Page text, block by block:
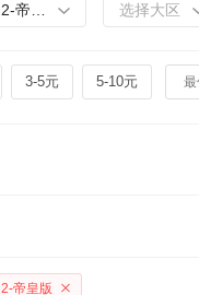
帝皇版 选择大区
3-5元 5-10元
帝皇版